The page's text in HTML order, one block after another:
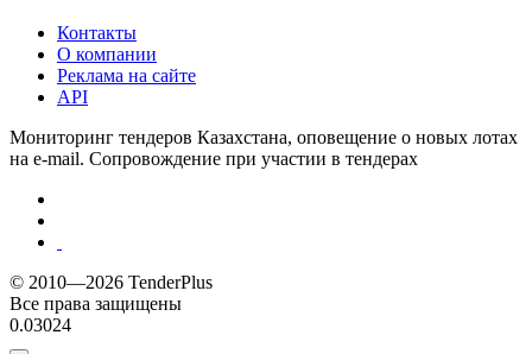
Контакты
О компании
Реклама на сайте
API
Мониторинг тендеров Казахстана, оповещение о новых лотах
на e-mail. Сопровождение при участии в тендерах
© 2010—2026 TenderPlus
Все права защищены
0.03024